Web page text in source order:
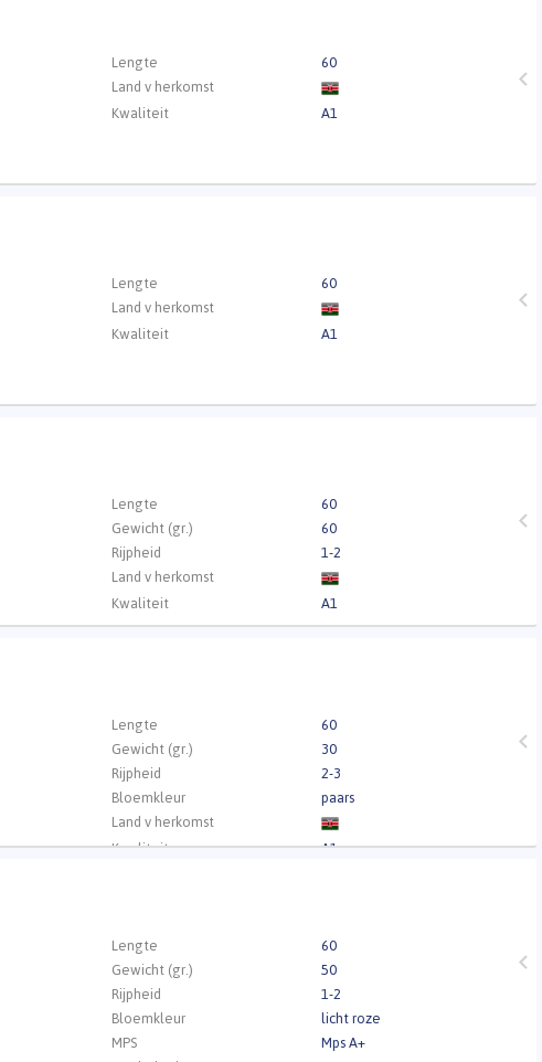
Lengte
60
Land v herkomst
Kwaliteit
A1
Lengte
60
Land v herkomst
Kwaliteit
A1
Lengte
60
Gewicht (gr.)
60
Rijpheid
1-2
Land v herkomst
Kwaliteit A1
Lengte
60
Gewicht (gr.)
30
Rijpheid
2-3
Bloemkleur
paars
Land v herkomst
Kwaliteit
A1
Lengte
60
Gewicht (gr.)
50
Rijpheid
1-2
Bloemkleur
licht roze
MPS
Mps A+